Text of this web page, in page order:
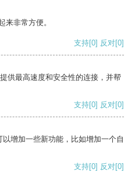
来非常方便。
支持[0] 反对[0]
供最高速度和安全性的连接，并帮
支持[0] 反对[0]
增加一些新功能，比如增加一个自
支持[0] 反对[0]